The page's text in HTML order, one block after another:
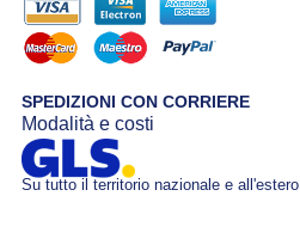
SPEDIZIONI CON CORRIERE
Modalità e costi
Su tutto il territorio nazionale e all'estero